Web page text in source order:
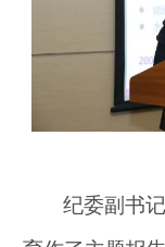
纪委副书